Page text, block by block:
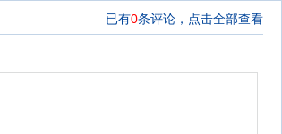
已有0条评论， 点击全部查看